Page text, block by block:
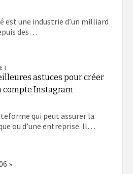
est une industrie d’un milliard
des…
astuces pour créer
compte Instagram
qui peut assurer la
ou d’une entreprise. Il…
Next
»